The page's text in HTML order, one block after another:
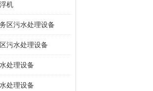
机
区污水处理设备
污水处理设备
处理设备
处理设备